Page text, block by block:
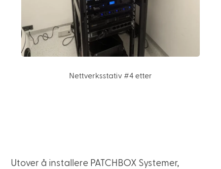
Nettverksstativ #4 etter
Utover å installere PATCHBOX Systemer,